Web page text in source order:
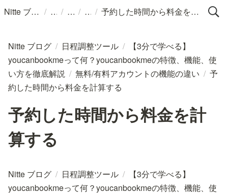
Nitte ブログ / / / / 予約した時間から料金を計算する
Nitte ブログ / 日程調整ツール /
【3分で学べる】
youcanbookmeって何？youcanbookmeの特徴、機能、使
い方を徹底解説 / 無料/有料アカウントの機能の違い / 予
約した時間から料金を計算する
予約した時間から料金を計
算する
Nitte ブログ / 日程調整ツール /
【3分で学べる】
youcanbookmeって何？youcanbookmeの特徴、機能、使